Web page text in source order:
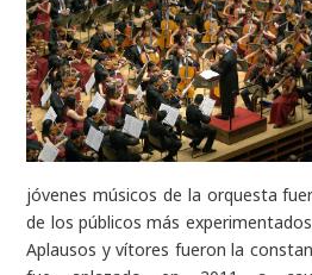
jóvenes músicos de la orquesta
de los públicos más
Aplausos y vítores fueron la